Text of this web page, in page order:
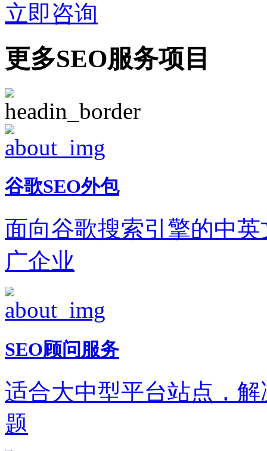
立即咨询
更多SEO服务项目
谷歌SEO外包
面向谷歌搜索引擎的中
广企业
SEO顾问服务
适合大中型平台站点，
题